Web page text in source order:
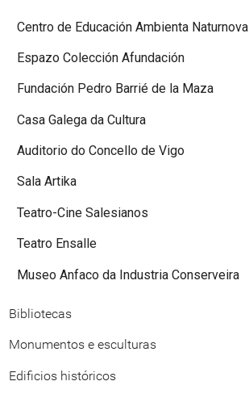
Centro de Educación Ambienta Naturnova
Espazo Colección Afundación
Fundación Pedro Barrié de la Maza
Casa Galega da Cultura
Auditorio do Concello de Vigo
Sala Artika
Teatro-Cine Salesianos
Teatro Ensalle
Museo Anfaco da Industria Conserveira
Bibliotecas
Monumentos e esculturas
Edificios históricos